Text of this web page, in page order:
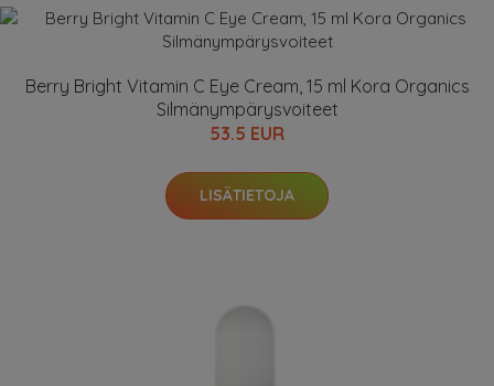
Berry Bright Vitamin C Eye Cream, 15 ml Kora Organics
Silmänympärysvoiteet
53.5 EUR
LISÄTIETOJA